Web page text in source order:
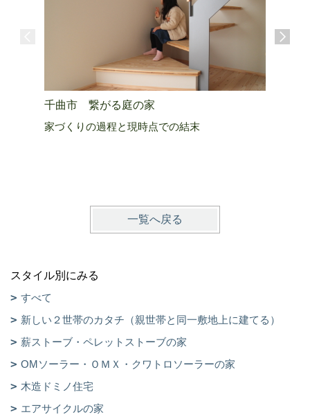
千曲市 繋がる庭の家
家づくりの過程と現時点での結末
一覧へ戻る
スタイル別にみる
すべて
新しい２世帯のカタチ（親世帯と同一敷地上に建てる）
薪ストーブ・ペレットストーブの家
OMソーラー・ＯＭＸ・クワトロソーラーの家
木造ドミノ住宅
エアサイクルの家